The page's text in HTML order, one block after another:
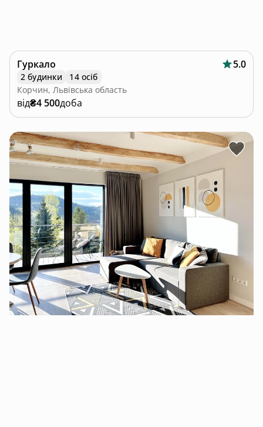
Гуркало 5.0
2 будинки
14 осіб
Корчин, Львівська область
від₴4 500доба